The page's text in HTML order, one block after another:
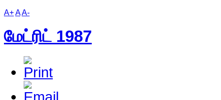
A+AA-
மேட்ரிட் 1987